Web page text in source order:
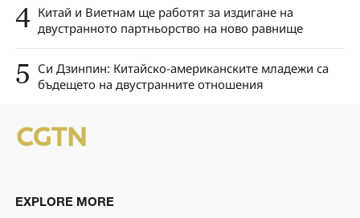
4 Китай и Виетнам ще работят за издигане на
двустранното партньорство на ново равнище
5 Си Дзинпин: Китайско-американските младежи са
бъдещето на двустранните отношения
EXPLORE MORE